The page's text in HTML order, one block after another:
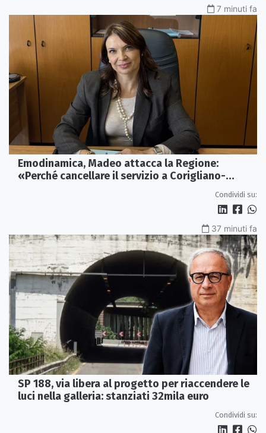
7 minuti fa
Emodinamica, Madeo attacca la Regione:
«Perché cancellare il servizio a Corigliano-
Condividi su:
37 minuti fa
SP 188, via libera al progetto per riaccendere le
luci nella galleria: stanziati 32mila euro
Condividi su: